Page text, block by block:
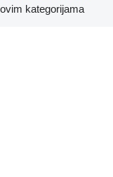
kategorijama